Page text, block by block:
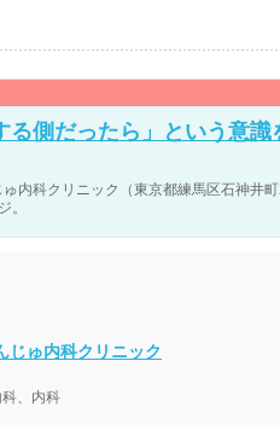
る側だったら」という意
内科クリニック（東京都練馬区石神井
。
じゅ内科クリニック
、内科